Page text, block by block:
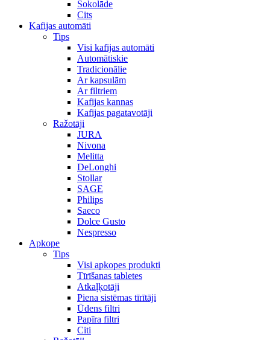
Šokolāde
Cits
Kafijas automāti
Tips
Visi kafijas automāti
Automātiskie
Tradicionālie
Ar kapsulām
Ar filtriem
Kafijas kannas
Kafijas pagatavotāji
Ražotāji
JURA
Nivona
Melitta
DeLonghi
Stollar
SAGE
Philips
Saeco
Dolce Gusto
Nespresso
Apkope
Tips
Visi apkopes produkti
Tīrīšanas tabletes
Atkaļķotāji
Piena sistēmas tīrītāji
Ūdens filtri
Papīra filtri
Citi